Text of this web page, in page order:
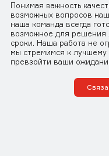
Понимая важность
возможных вопросов
наша команда всегда
возможное для решения
сроки. Наша работа не
мы стремимся к лучшему
превзойти ваши